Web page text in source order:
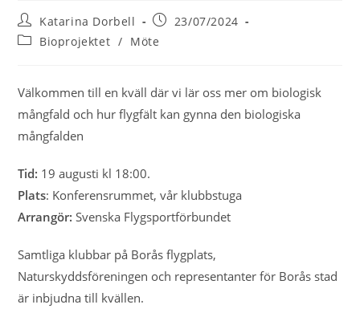
Inläggsförfattare:
Katarina Dorbell
Inlägget
23/07/2024
Inläggskategori:
Bioprojektet / Möte
Välkommen till en kväll där vi lär oss mer om biologisk
mångfald och hur flygfält kan gynna den biologiska
mångfalden
Tid: 19 augusti kl 18:00.
Plats: Konferensrummet, vår klubbstuga
Arrangör: Svenska Flygsportförbundet
Samtliga klubbar på Borås flygplats,
Naturskyddsföreningen och representanter för Borås stad
är inbjudna till kvällen.